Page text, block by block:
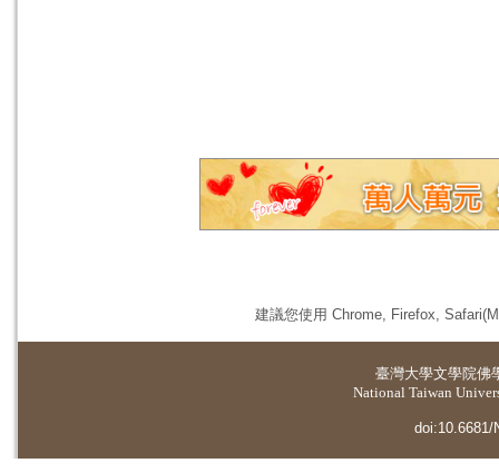
建議您使用 Chrome, Firefox,
臺灣大學文學院佛
National Taiwan
doi:10.6681/